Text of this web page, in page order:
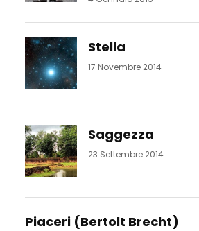
Stella
17 Novembre 2014
Saggezza
23 Settembre 2014
Piaceri (Bertolt Brecht)